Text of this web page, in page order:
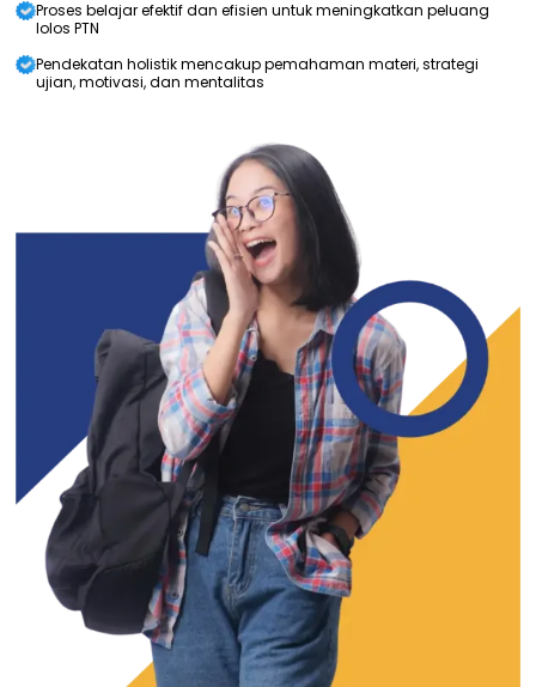
Proses belajar efektif dan efisien untuk meningkatkan peluang
lolos PTN
Pendekatan holistik mencakup pemahaman materi, strategi
ujian, motivasi, dan mentalitas